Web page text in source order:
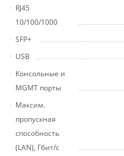
RJ45
10/100/1000
SFP+
USB
Консольные и
MGMT порты
Максим.
пропускная
способность
(LAN), Гбит/с